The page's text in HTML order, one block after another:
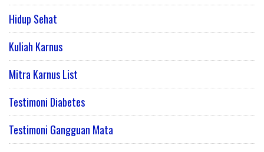
Hidup Sehat
Kuliah Karnus
Mitra Karnus List
Testimoni Diabetes
Testimoni Gangguan Mata